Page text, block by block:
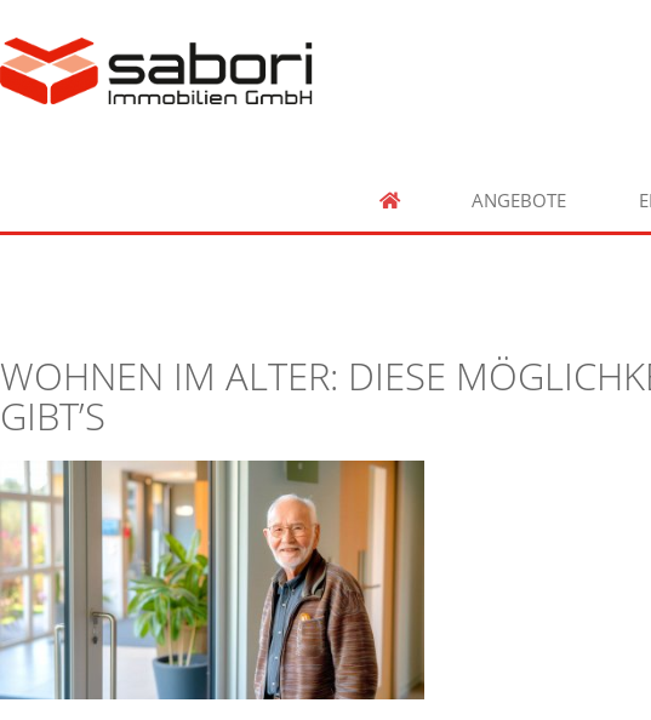
ANGEBOTE
WOHNEN IM ALTER: DIESE
GIBT’S